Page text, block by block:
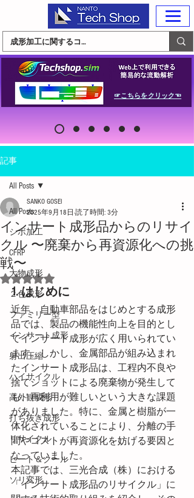
☞こちらをクリック☜
記事
All Posts
シボ加工
CFRP
大物成形
２色成形
ファミリー型
インサート成形
射出圧縮
ハイサイクル
高外観成形
打ち抜き成形
リサイクル
ヒート＆クール
ソリ変形
All Posts
インサート成形品からのリサイ
クル 〜廃棄から再資源化への挑
戦〜
SANKO GOSEI
2025年9月18日 読了時間: 3分
5つ星のうちNaNと評価されています。
1. はじめに
近年、自動車部品をはじめとする成形
品では、製品の機能性向上を目的とし
てインサート成形が広く用いられてい
ます。しかし、金属部品が組み込まれ
たインサート成形品は、工程内不良や
捨てショットによる廃棄物が発生して
も、再利用が難しいという大きな課題
がありました。特に、金属と樹脂が一
体化されていることにより、分離の手
間やコストが再資源化を妨げる要因と
なっていました。
本記事では、三光合成（株）における
「インサート成形品のリサイクル」に